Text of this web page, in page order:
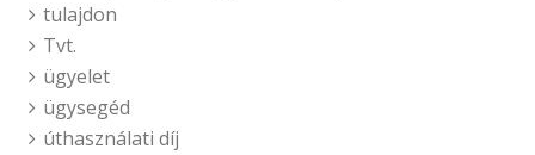
tulajdon
Tvt.
ügyelet
ügysegéd
úthasználati díj